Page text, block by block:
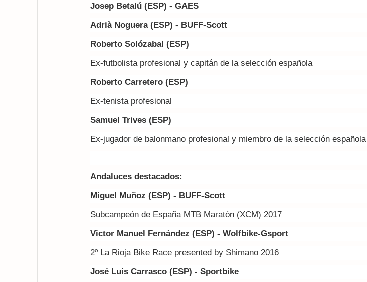
Josep Betalú (ESP) - GAES
Adrià Noguera (ESP) - BUFF-Scott
Roberto Solózabal (ESP)
Ex-futbolista profesional y capitán de la selección española
Roberto Carretero (ESP)
Ex-tenista profesional
Samuel Trives (ESP)
Ex-jugador de balonmano profesional y miembro de la selección española
Andaluces destacados:
Miguel Muñoz (ESP) - BUFF-Scott
Subcampeón de España MTB Maratón (XCM) 2017
Victor Manuel Fernández (ESP) - Wolfbike-Gsport
2º La Rioja Bike Race presented by Shimano 2016
José Luis Carrasco (ESP) - Sportbike